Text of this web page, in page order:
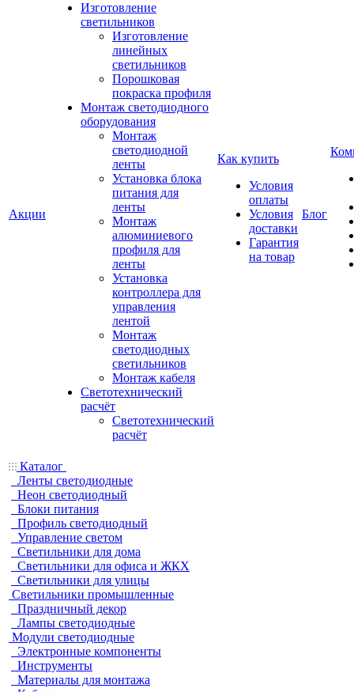
Акции
Изготовление
светильников
Изготовление
линейных
светильников
Порошковая
покраска профиля
Монтаж светодиодного
оборудования
Монтаж
светодиодной
ленты
Установка блока
питания для
ленты
Монтаж
алюминиевого
профиля для
ленты
Установка
контроллера для
управления
лентой
Монтаж
светодиодных
светильников
Монтаж кабеля
Светотехнический
расчёт
Светотехнический
расчёт
Как купить
Условия
оплаты
Условия
доставки
Гарантия
на товар
Блог
Каталог
Ленты светодиодные
Неон светодиодный
Блоки питания
Профиль светодиодный
Управление светом
Светильники для дома
Светильники для офиса и ЖКХ
Светильники для улицы
Светильники промышленные
Праздничный декор
Лампы светодиодные
Модули светодиодные
Электронные компоненты
Инструменты
Материалы для монтажа